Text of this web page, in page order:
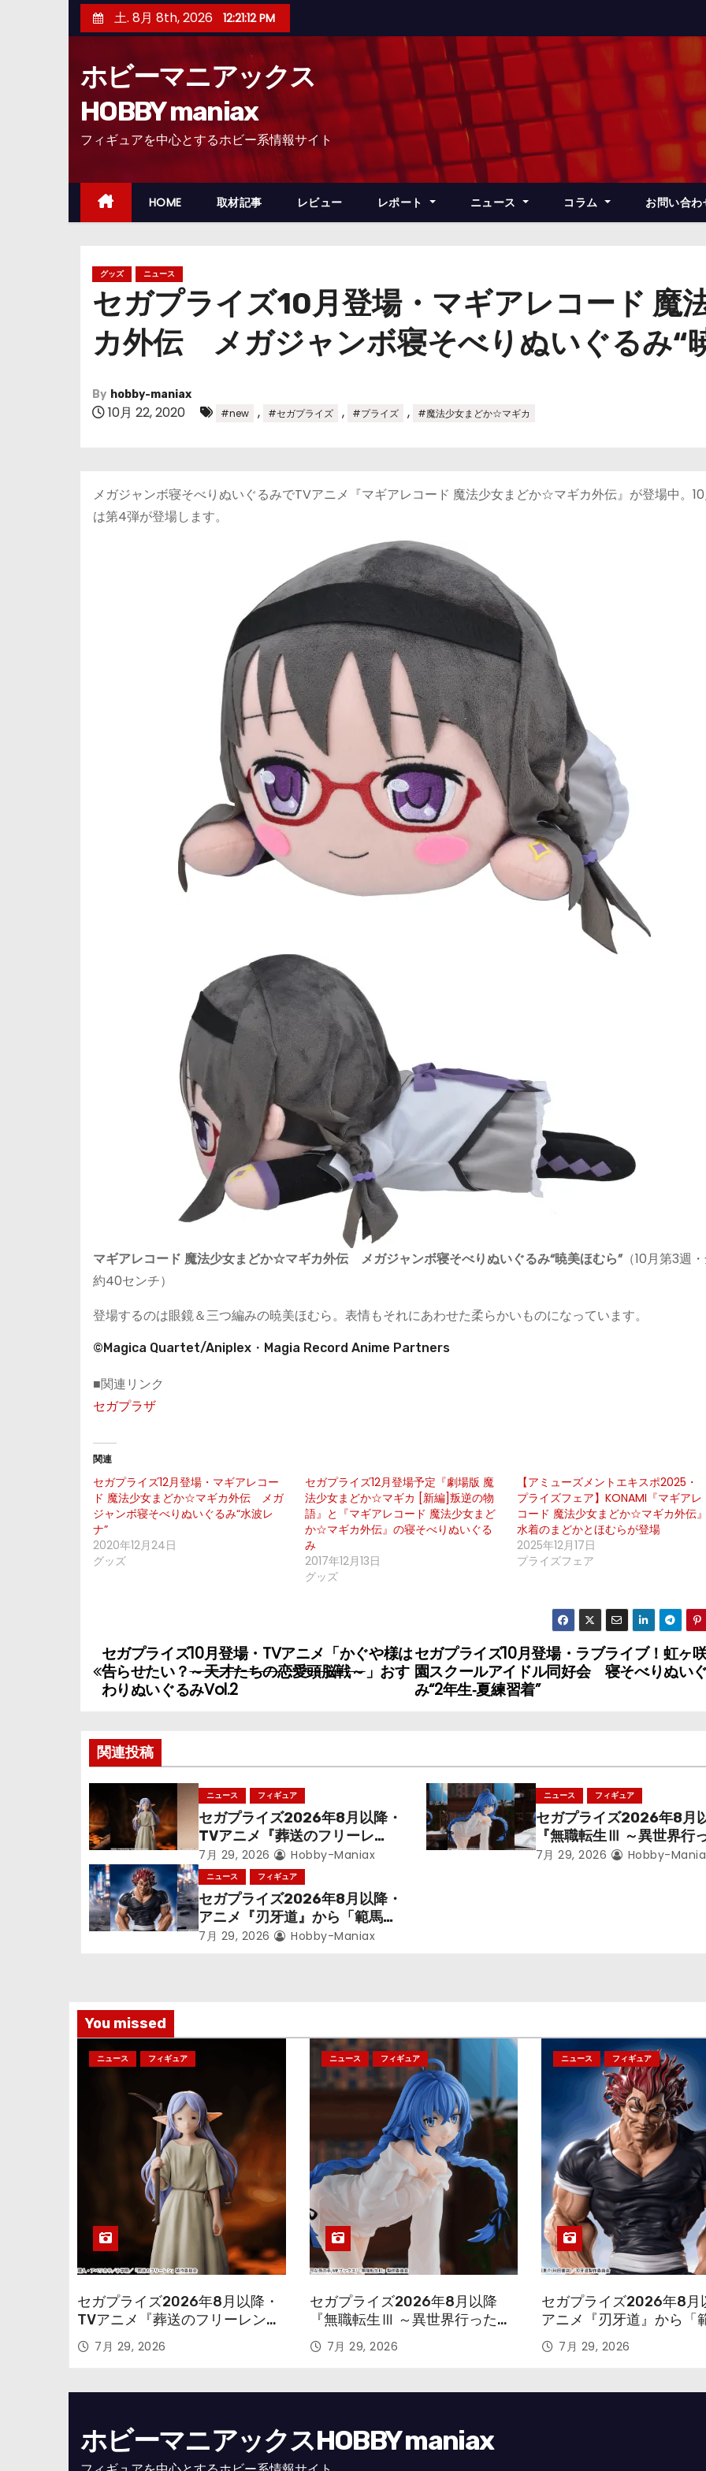
ン
ッ
土. 8月 8th, 2026 12:21:13 PM
ホビーマニアックス
HOBBY maniax
フィギュアを中心とするホビー系情報サイト
HOME 取材記事 レビュー レポート ニュース コラム お問い合わ
グッズ ニュース
セガプライズ10月登場・マギアレコード 魔
カ外伝 メガジャンボ寝そべりぬいぐるみ“
By hobby-maniax
10月 22, 2020 #new , #セガプライズ , #プライズ , #魔法少女まどか☆マギカ
メガジャンボ寝そべりぬいぐるみでTVアニメ『マギアレコード 魔法少女まどか☆マギカ外伝』が登場中。
は第4弾が登場します。
マギアレコード 魔法少女まどか☆マギカ外伝 メガジャンボ寝そべりぬいぐるみ“暁美ほむら”（10月第3週
約40センチ）
登場するのは眼鏡＆三つ編みの暁美ほむら。表情もそれにあわせた柔らかいものになっています。
©Magica Quartet/Aniplex・Magia Record Anime Partners
■関連リンク
セガプラザ
関連
セガプライズ12月登場・マギアレコー
ド 魔法少女まどか☆マギカ外伝 メガ
ジャンボ寝そべりぬいぐるみ“水波レ
ナ”
2020年12月24日
グッズ
セガプライズ12⽉登場予定『劇場版 魔
法少⼥まどか☆マギカ [新編]叛逆の物
語』と『マギアレコード 魔法少⼥まど
か☆マギカ外伝』の寝そべりぬいぐる
み
2017年12月13日
グッズ
【アミューズメントエキスポ2025・
プライズフェア】KONAMI『マギアレ
コード 魔法少女まどか☆マギカ外伝
水着のまどかとほむらが登場
2025年12月17日
プライズフェア
投
稿
ビ
ゲ
ー
シ
ョ
ン
セガプライズ10月登場・ラブライブ！虹ヶ
園スクールアイドル同好会 寝そべりぬい
み“2年生‐夏練習着”
セガプライズ10月登場・TVアニメ「かぐや様は
告らせたい？～天才たちの恋愛頭脳戦～」おす
わりぬいぐるみVol.2
関連投稿
ニュース フィギュア
セガプライズ2026年8月以降・
TVアニメ『葬送のフリーレ
ン』鉱山で300年働くことにな
っっちゃった「フリーレン」を
立体化！
7月 29, 2026 Hobby-Maniax
ニュース フィギュア
セガプライズ2026年8月
『無職転生Ⅲ ～異世界行
本気だす～』から「ロキ
7月 29, 2026 Hobby-
ニュース フィギュア
セガプライズ2026年8月以降・
アニメ『刃牙道』から「範馬勇
次郎」が登場ッッ!!
7月 29, 2026 Hobby-Maniax
You missed
ニュース フィギュア
セガプライズ2026年8月以降・
TVアニメ『葬送のフリーレン』
鉱山で300年働くことになっっ
ちゃった「フリーレン」を立体
7月 29, 2026
ニュース フィギュア
セガプライズ2026年8月以降
『無職転生Ⅲ ～異世界行ったら
本気だす～』から「ロキシー」
のフィギュアが登場！
7月 29, 2026
ニュース フィギュア
セガプライズ2026年8月
アニメ『刃牙道』から「
次郎」が登場ッッ!!
7月 29, 2026
ホビーマニアックスHOBBY maniax